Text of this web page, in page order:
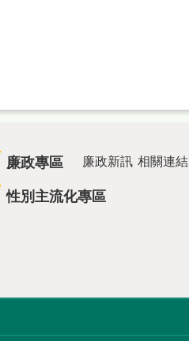
廉政專區 廉政新訊 相關連結
性別主流化專區